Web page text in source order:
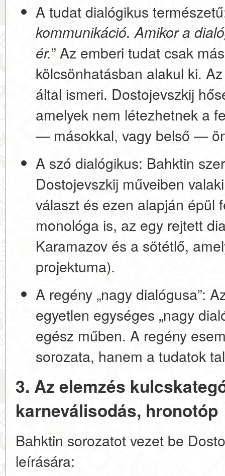
A tudat dialógikus
kommunikáció. Amikor a
ér.” Az emberi tudat csak
kölcsönhatásban alakul ki. Az
által ismeri. Dostojevszkij
amelyek nem létezhetnek a
— másokkal, vagy belső —
A szó dialógikus: Bahktin
Dostojevszkij műveiben
választ és ezen alapján épül
monológa is, az egy rejtett
Karamazov és a sötétlő,
projektuma).
A regény „nagy dialógusa”:
egyetlen egységes „nagy
egész műben. A regény
sorozata, hanem a tudatok
3. Az elemzés
karneválisodás, hronotóp
Bahktin sorozatot vezet be
leírására: